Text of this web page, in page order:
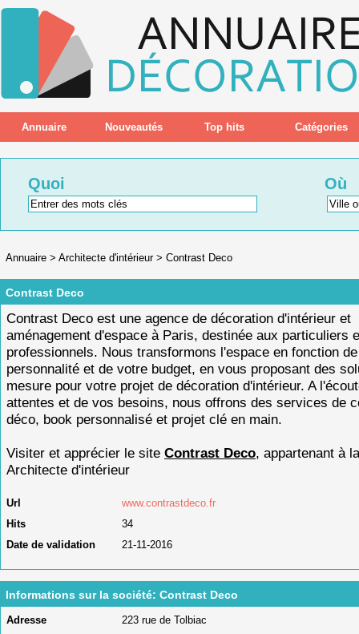
Annuaire Nouveautés Top hits Catégories
Quoi Où
Annuaire > Architecte d'intérieur> Contrast Deco
Contrast Deco
Contrast Deco est une agence de décoration d'intérieur et
aménagement d'espace à Paris, destinée aux particuliers
professionnels. Nous transformons l'espace en fonction
personnalité et de votre budget, en vous proposant des
mesure pour votre projet de décoration d'intérieur. A
attentes et de vos besoins, nous offrons des services de
déco, book personnalisé et projet clé en main.
Visiter et apprécier le site Contrast Deco, appartenant à
Architecte d'intérieur
Url
www.contrastdeco.fr
Hits
34
Date de validation
21-11-2016
Informations sur la société: Contrast Deco
Adresse
223 rue de Tolbiac